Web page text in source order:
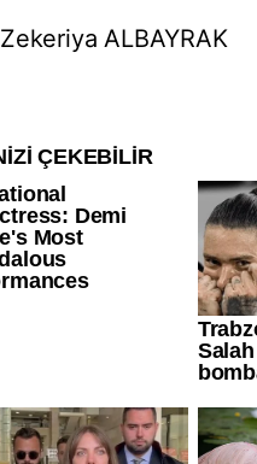
Zekeriya ALBAYRAK